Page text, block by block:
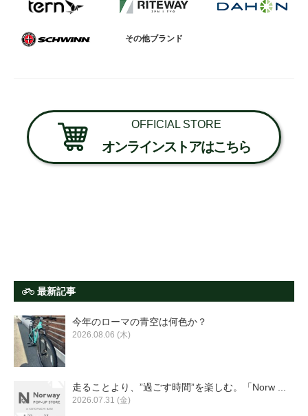
その他ブランド
OFFICIAL STORE
オンラインストアはこちら
最新記事
今年のローマの青空は何色か？
2026.08.06 (木)
走ることより、”過ごす時間”を楽しむ。「Norw ...
2026.07.31 (金)